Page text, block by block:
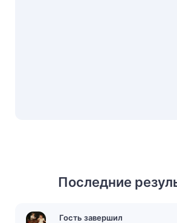
Последние
Гость завершил